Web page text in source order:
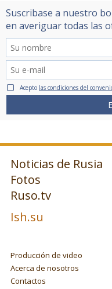
Suscribase a nuestro
en averiguar todas las
Acepto las condiciones del
Noticias de Rusia
Fotos
Ruso.tv
Ish.su
Producción de video
Acerca de nosotros
Contactos